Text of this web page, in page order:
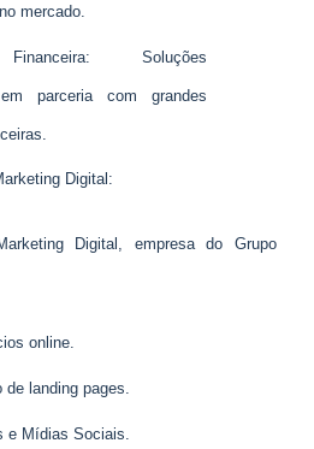
mercado.
Soluções
em parceria com grandes
Digital:
Digital, empresa do Grupo
online.
de landing pages.
e Mídias Sociais.